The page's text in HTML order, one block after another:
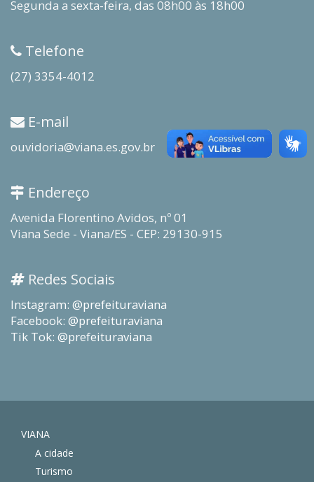
Segunda a sexta-feira, das 08h00 às 18h00
Telefone
(27) 3354-4012
E-mail
ouvidoria@viana.es.gov.br
Endereço
Avenida Florentino Avidos, nº 01
Viana Sede - Viana/ES - CEP: 29130-915
Redes Sociais
Instagram: @prefeituraviana
Facebook: @prefeituraviana
Tik Tok: @prefeituraviana
VIANA
A cidade
Turismo